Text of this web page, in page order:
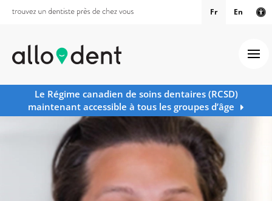
Fr En
Le Régime canadien de soins dentaires (RCSD)
maintenant accessible à tous les groupes d’âge